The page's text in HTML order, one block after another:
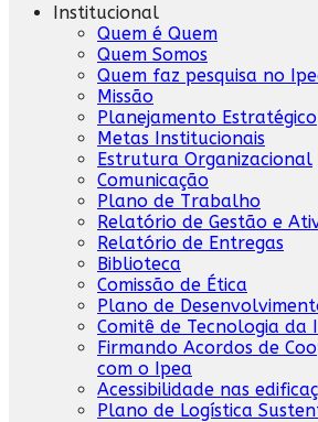
Institucional
Quem é Quem
Quem Somos
Quem faz pesquisa no
Missão
Planejamento Estratégico
Metas Institucionais
Estrutura Organizacional
Comunicação
Plano de Trabalho
Relatório de Gestão e
Relatório de Entregas
Biblioteca
Comissão de Ética
Plano de
Comitê de Tecnologia da
Firmando Acordos de
com o Ipea
Acessibilidade nas
Plano de Logística